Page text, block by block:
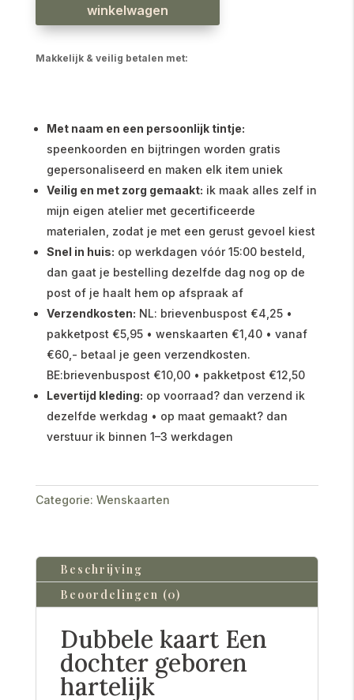
winkelwagen
Makkelijk & veilig betalen met:
Met naam en een persoonlijk tintje:
speenkoorden en bijtringen worden gratis
gepersonaliseerd en maken elk item uniek
Veilig en met zorg gemaakt: ik maak alles zelf in
mijn eigen atelier met gecertificeerde
materialen, zodat je met een gerust gevoel kiest
Snel in huis: op werkdagen vóór 15:00 besteld,
dan gaat je bestelling dezelfde dag nog op de
post of je haalt hem op afspraak af
Verzendkosten: NL: brievenbuspost €4,25 •
pakketpost €5,95 • wenskaarten €1,40 • vanaf
€60,- betaal je geen verzendkosten.
BE:brievenbuspost €10,00 • pakketpost €12,50
Levertijd kleding: op voorraad? dan verzend ik
dezelfde werkdag • op maat gemaakt? dan
verstuur ik binnen 1–3 werkdagen
Categorie: Wenskaarten
Beschrijving
Beoordelingen (0)
Dubbele kaart Een
dochter geboren
hartelijk